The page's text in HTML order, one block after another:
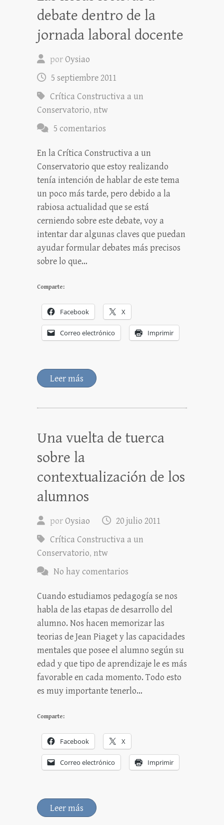
debate dentro de la
jornada laboral docente
porOysiao
5 septiembre 2011
Crítica Constructiva a un
Conservatorio, ntw
5 comentarios
En la Crítica Constructiva a un
Conservatorio que estoy realizando
tenía intención de hablar de este tema
un poco más tarde, pero debido a la
rabiosa actualidad que se está
cerniendo sobre este debate, voy a
intentar dar algunas claves que puedan
ayudar formular debates más precisos
sobre lo que…
Comparte:
Facebook X
Correo electrónico Imprimir
Leer más
Una vuelta de tuerca
sobre la
contextualización de los
alumnos
porOysiao
20 julio 2011
Crítica Constructiva a un
Conservatorio, ntw
No hay comentarios
Cuando estudiamos pedagogía se nos
habla de las etapas de desarrollo del
alumno. Nos hacen memorizar las
teorias de Jean Piaget y las capacidades
mentales que posee el alumno según su
edad y que tipo de aprendizaje le es más
favorable en cada momento. Todo esto
es muy importante tenerlo…
Comparte:
Facebook X
Correo electrónico Imprimir
Leer más